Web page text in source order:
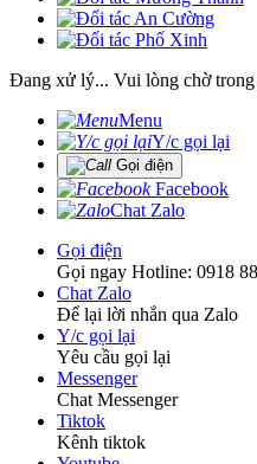
Đang xử lý... Vui lòng chờ
Menu
Y/c gọi lại
Gọi điện
Facebook
Chat Zalo
Gọi điện
Gọi ngay Hotline: 0918
Chat Zalo
Để lại lời nhắn qua Zalo
Y/c gọi lại
Yêu cầu gọi lại
Messenger
Chat Messenger
Tiktok
Kênh tiktok